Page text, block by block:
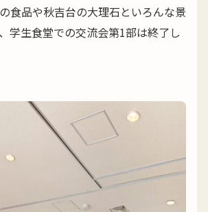
食品や秋吉台の大理石といろんな景
学生食堂での交流会第1部は終了し